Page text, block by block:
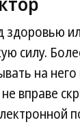
здоровью
силу.
на него
вправе